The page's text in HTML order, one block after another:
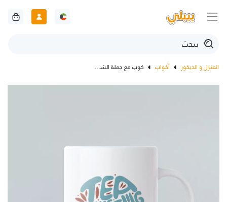
المنزل و الديكور أكواب كوب مع جملة الشاي يجعل كل شيئ أفضل بالانجليزي